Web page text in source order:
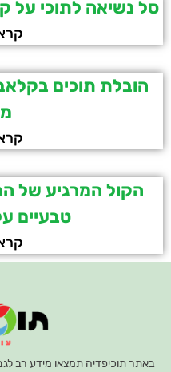
סל נשיאה לתוכי על
הובלת תוכים
הקול המרגיע של
טבעיים
באתר תוכיפדיה תמצאו מידע רב